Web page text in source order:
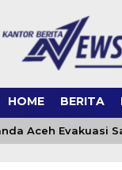
HOME BERITA
Aceh Evakuasi